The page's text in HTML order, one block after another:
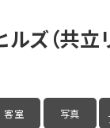
ズ（共立
客室 写真